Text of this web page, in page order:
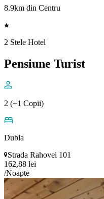
8.9km din Centru
2 Stele Hotel
Pensiune Turist
2 (+1 Copii)
Dubla
Strada Rahovei 101
162,88 lei
/Noapte